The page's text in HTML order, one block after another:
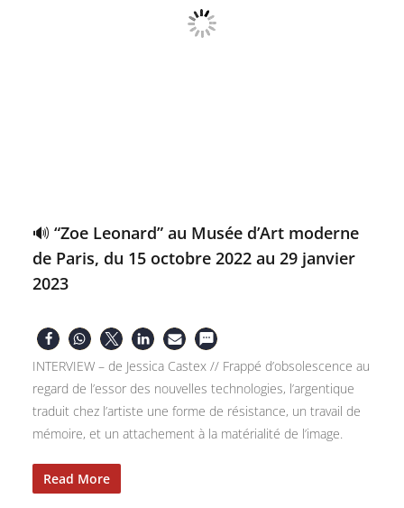
🔊 “Zoe Leonard” au Musée d’Art moderne
de Paris, du 15 octobre 2022 au 29 janvier
2023
INTERVIEW – de Jessica Castex // Frappé d’obsolescence au
regard de l’essor des nouvelles technologies, l’argentique
traduit chez l’artiste une forme de résistance, un travail de
mémoire, et un attachement à la matérialité de l’image.
Read More